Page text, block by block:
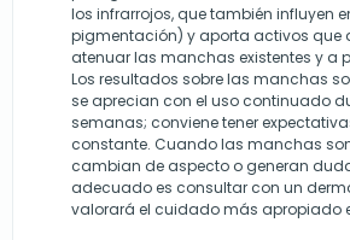
los infrarrojos, que también influyen
pigmentación) y aporta activos que
atenuar las manchas existentes y a
Los resultados sobre las manchas
se aprecian con el uso continuado
semanas; conviene tener
constante. Cuando las manchas
cambian de aspecto o generan
adecuado es consultar con un
valorará el cuidado más apropiado